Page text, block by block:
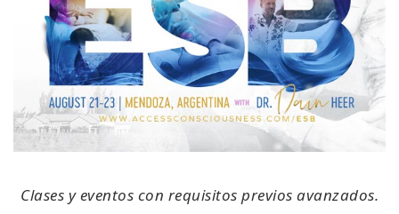
Clases y eventos con requisitos previos avanzados.